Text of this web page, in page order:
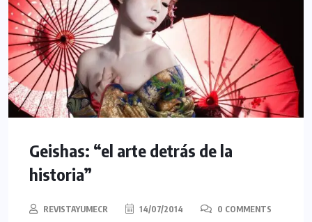
Geishas: “el arte detrás de la
historia”
REVISTAYUMECR 14/07/2014 0 COMMENTS